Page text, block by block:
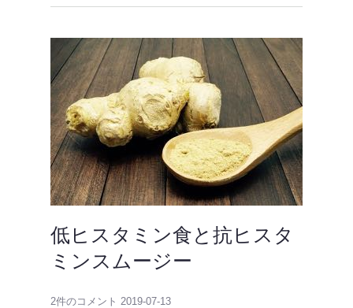
低ヒスタミン食と抗ヒスタ
ミンスムージー
2件のコメント 2019-07-13